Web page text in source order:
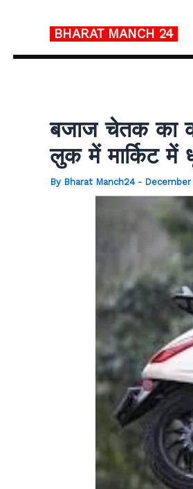
BHARAT MANCH 24
बजाज चेतक का
लुक में मार्किट में
By Bharat Manch24 - December